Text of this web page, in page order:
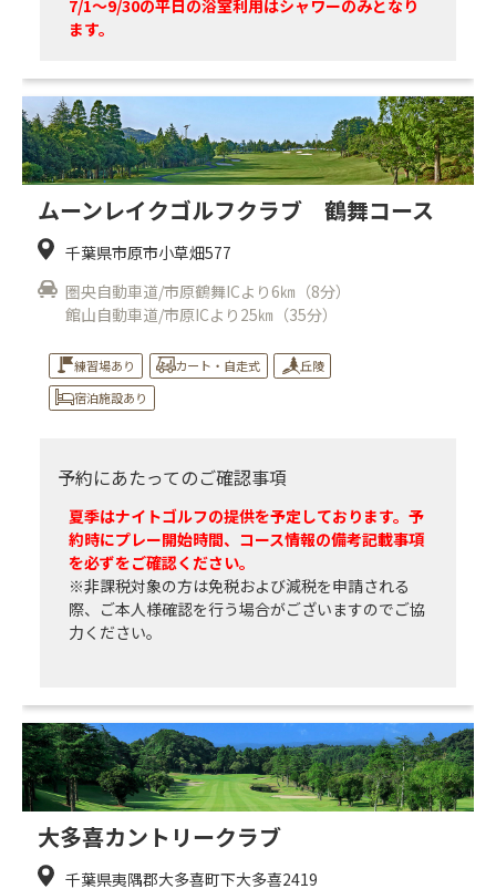
7/1～9/30の平日の浴室利用はシャワーのみとなり
ます。
ムーンレイクゴルフクラブ 鶴舞コース
千葉県市原市小草畑577
圏央自動車道/市原鶴舞ICより6㎞（8分）
館山自動車道/市原ICより25㎞（35分）
練習場あり カート・自走式
丘陵
宿泊施設あり
予約にあたってのご確認事項
夏季はナイトゴルフの提供を予定しております。予
約時にプレー開始時間、コース情報の備考記載事項
を必ずをご確認ください。
※非課税対象の方は免税および減税を申請される
際、ご本人様確認を行う場合がございますのでご協
力ください。
大多喜カントリークラブ
千葉県夷隅郡大多喜町下大多喜2419